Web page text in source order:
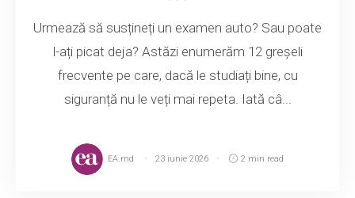
Urmează să susțineți un examen auto? Sau poate
l-ați picat deja? Astăzi enumerăm 12 greșeli
frecvente pe care, dacă le studiați bine, cu
siguranță nu le veți mai repeta. Iată câ...
EA.md 23 iunie 2026 2 min read